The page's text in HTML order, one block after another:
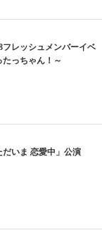
フレッシュメンバーイベ
っちゃん！～
だいま 恋愛中」公演